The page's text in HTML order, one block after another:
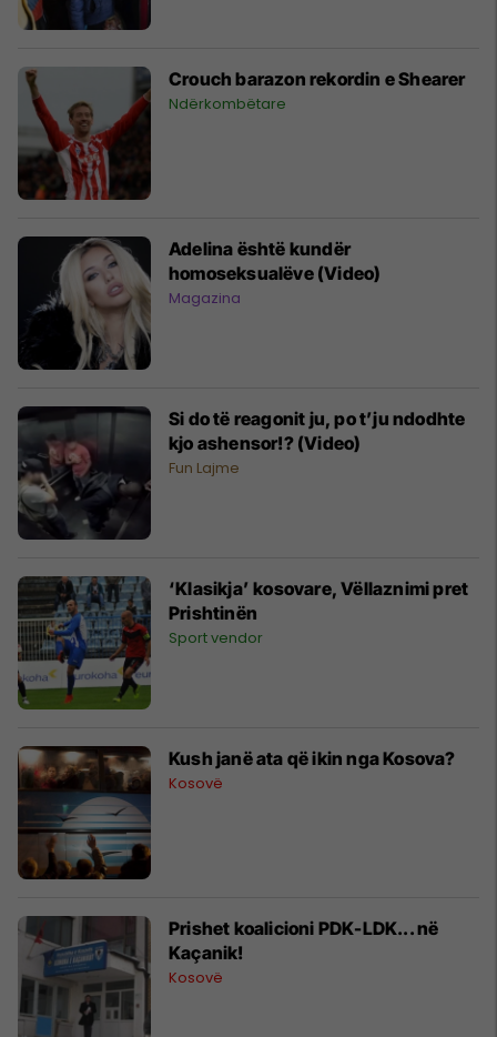
Crouch barazon rekordin e Shearer
Ndërkombëtare
Adelina është kundër
homoseksualëve (Video)
Magazina
Si do të reagonit ju, po t’ju ndodhte
kjo ashensor!? (Video)
Fun Lajme
‘Klasikja’ kosovare, Vëllaznimi pret
Prishtinën
Sport vendor
Kush janë ata që ikin nga Kosova?
Kosovë
Prishet koalicioni PDK-LDK... në
Kaçanik!
Kosovë